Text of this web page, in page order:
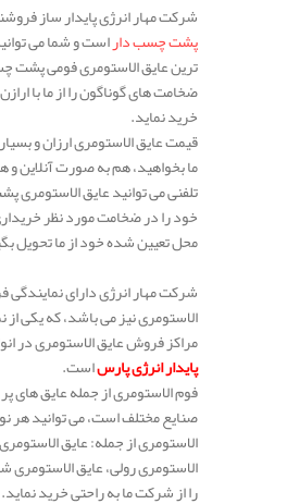
شرکت مهار انرژی پایدار ساز
پشت چسب داراست و شما می
ترین عایق الاستومری فومی پشت
ضخامت های گوناگون را از ما با
خرید نماید.
قیمت عایق الاستومری ارزان و
ما بخواهید، هم به صورت آنلاین
تلفنی می توانید عایق
خود را در ضخامت مورد نظر
محل تعیین شده خود از ما تحویل
شرکت مهار انرژی دارای
الاستومری نیز می باشد، که یکی از
مراکز فروش عایق الاستومری در
پایدار انرژی پارساست.
فوم الاستومری از جمله عایق های
صنایع مختلف است، می توانید هر
الاستومری از جمله: عایق
الاستومری رولی، عایق الاستومری
را از شرکت ما به راحتی خرید نماید.